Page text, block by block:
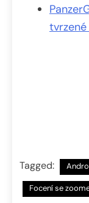
tvrzené
Tagged:
Focení se